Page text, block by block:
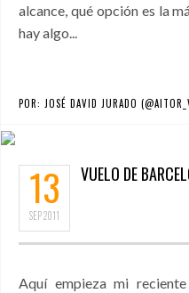
alcance, qué opción es la
hay algo...
POR: JOSÉ DAVID JURADO
13
SEP2011
VUELO DE
Aquí empieza mi